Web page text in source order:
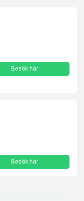
Besök här
Besök här